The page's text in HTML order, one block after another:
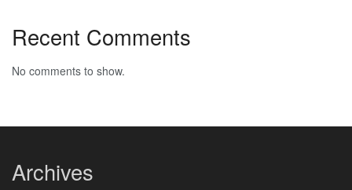
Recent Comments
No comments to show.
Archives